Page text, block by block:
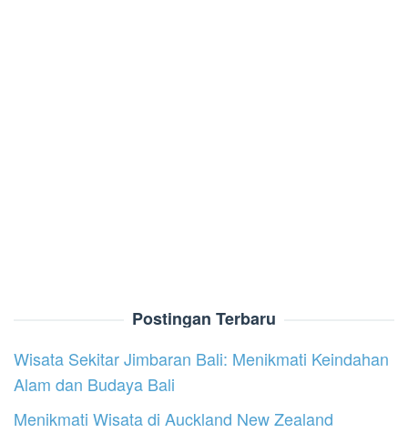
Postingan Terbaru
Wisata Sekitar Jimbaran Bali: Menikmati Keindahan
Alam dan Budaya Bali
Menikmati Wisata di Auckland New Zealand